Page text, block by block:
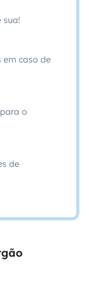
sua!
em caso de
o
de